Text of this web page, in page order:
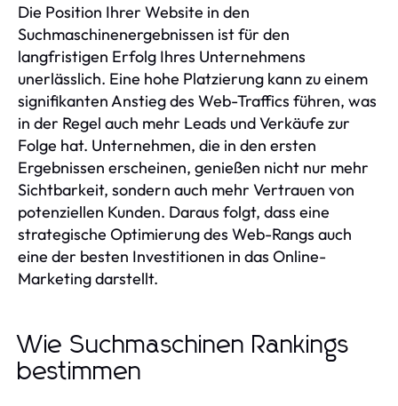
Die Position Ihrer Website in den
Suchmaschinenergebnissen ist für den
langfristigen Erfolg Ihres Unternehmens
unerlässlich. Eine hohe Platzierung kann zu einem
signifikanten Anstieg des Web-Traffics führen, was
in der Regel auch mehr Leads und Verkäufe zur
Folge hat. Unternehmen, die in den ersten
Ergebnissen erscheinen, genießen nicht nur mehr
Sichtbarkeit, sondern auch mehr Vertrauen von
potenziellen Kunden. Daraus folgt, dass eine
strategische Optimierung des Web-Rangs auch
eine der besten Investitionen in das Online-
Marketing darstellt.
Wie Suchmaschinen Rankings
bestimmen